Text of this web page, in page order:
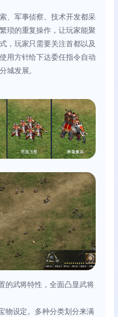
、军事侦察、技术开发都采
琐的重复操作，让玩家能聚
，玩家只需要关注首都以及
用方针给下达委任指令自动
城发展。
的武将特性，全面凸显武将
物设定。多种分类划分来满